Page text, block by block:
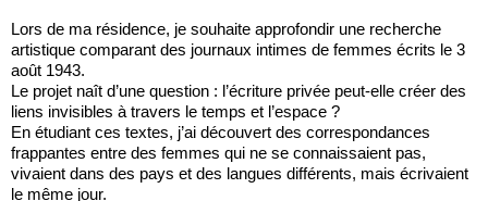
Lors de ma résidence, je souhaite approfondir une recherche
artistique comparant des journaux intimes de femmes écrits le 3
août 1943.
Le projet naît d’une question : l’écriture privée peut-elle créer des
liens invisibles à travers le temps et l’espace ?
En étudiant ces textes, j’ai découvert des correspondances
frappantes entre des femmes qui ne se connaissaient pas,
vivaient dans des pays et des langues différents, mais écrivaient
le même jour.